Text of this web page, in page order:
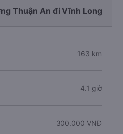
Thuận An đi Vĩnh Long
163 km
4.1 giờ
300.000 VNĐ